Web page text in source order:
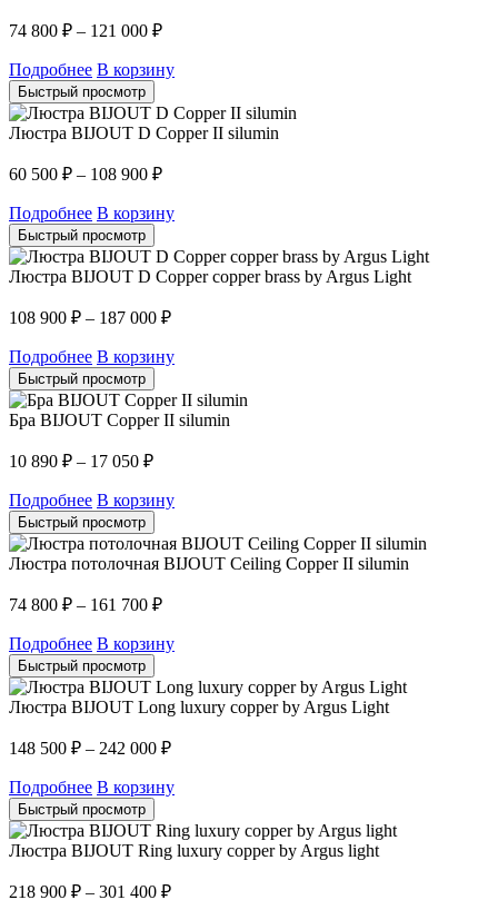
74 800 ₽ – 121 000 ₽
Подробнее В корзину
Быстрый просмотр
Люстра BIJOUT D Copper II silumin
60 500 ₽ – 108 900 ₽
Подробнее В корзину
Быстрый просмотр
Люстра BIJOUT D Copper copper brass by Argus Light
108 900 ₽ – 187 000 ₽
Подробнее В корзину
Быстрый просмотр
Бра BIJOUT Copper II silumin
10 890 ₽ – 17 050 ₽
Подробнее В корзину
Быстрый просмотр
Люстра потолочная BIJOUT Ceiling Copper II silumin
74 800 ₽ – 161 700 ₽
Подробнее В корзину
Быстрый просмотр
Люстра BIJOUT Long luxury copper by Argus Light
148 500 ₽ – 242 000 ₽
Подробнее В корзину
Быстрый просмотр
Люстра BIJOUT Ring luxury copper by Argus light
218 900 ₽ – 301 400 ₽